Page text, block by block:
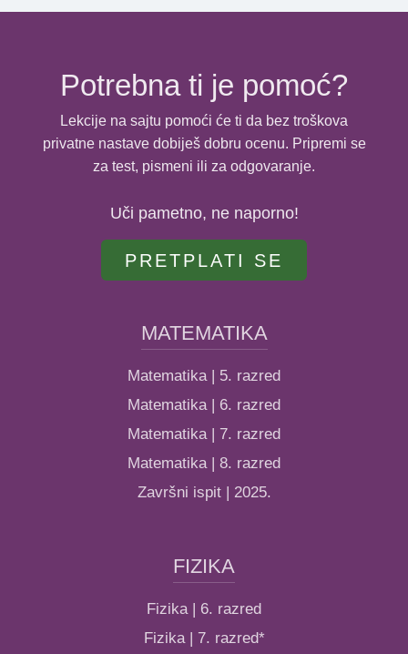
Potrebna ti je pomoć?
Lekcije na sajtu pomoći će ti da bez troškova
privatne nastave dobiješ dobru ocenu. Pripremi se
za test, pismeni ili za odgovaranje.
Uči pametno, ne naporno!
PRETPLATI SE
MATEMATIKA
Matematika | 5. razred
Matematika | 6. razred
Matematika | 7. razred
Matematika | 8. razred
Završni ispit | 2025.
FIZIKA
Fizika | 6. razred
Fizika | 7. razred*